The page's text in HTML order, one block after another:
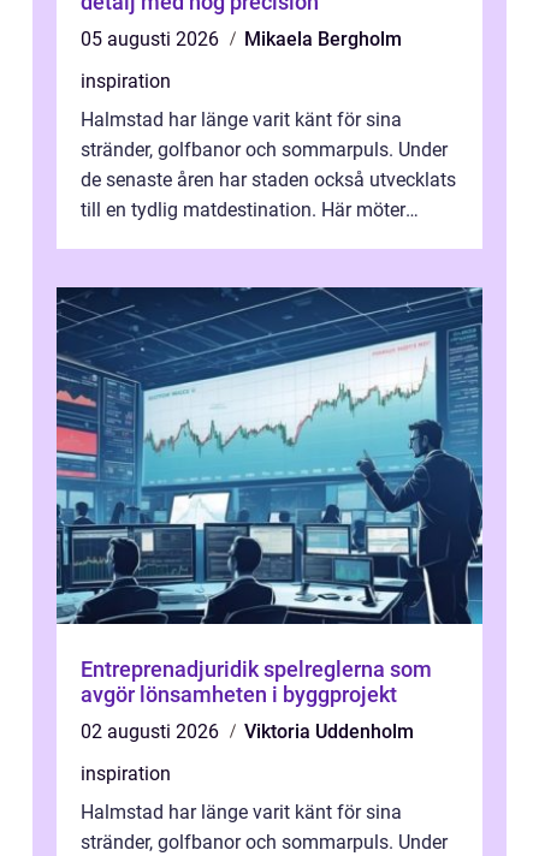
05 augusti 2026
Mikaela Bergholm
inspiration
Halmstad har länge varit känt för sina
stränder, golfbanor och sommarpuls. Under
de senaste åren har staden också utvecklats
till en tydlig matdestination. Här möter
Entreprenadjuridik spelreglerna som
avgör lönsamheten i byggprojekt
02 augusti 2026
Viktoria Uddenholm
inspiration
Halmstad har länge varit känt för sina
stränder, golfbanor och sommarpuls. Under